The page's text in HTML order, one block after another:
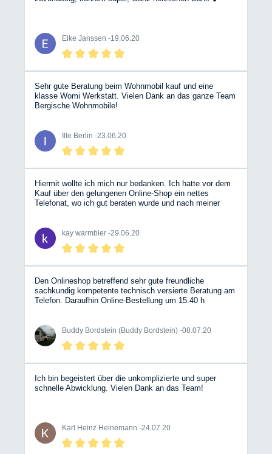
Elke Janssen -19.06.20
Sehr gute Beratung beim Wohnmobil kauf und eine
klasse Womi Werkstatt. Vielen Dank an das ganze Team
Bergische Wohnmobile!
Ille Berlin -23.06.20
Hiermit wollte ich mich nur bedanken. Ich hatte vor dem
Kauf über den gelungenen Online-Shop ein nettes
Telefonat, wo ich gut beraten wurde und nach meiner
Samstag ca. 24 Stunden später bei mir. Wirklich toll.
kay warmbier -29.06.20
Den Onlineshop betreffend sehr gute freundliche
sachkundig kompetente technisch versierte Beratung am
Telefon. Daraufhin Online-Bestellung um 15.40 h
Buddy Bordstein (Buddy Bordstein) -08.07.20
Ich bin begeistert über die unkomplizierte und super
schnelle Abwicklung. Vielen Dank an das Team!
Karl Heinz Heinemann -24.07.20